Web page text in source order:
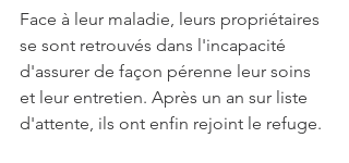
Face à leur maladie, leurs propriétaires
se sont retrouvés dans l'incapacité
d'assurer de façon pérenne leur soins
et leur entretien. Après un an sur liste
d'attente, ils ont enfin rejoint le refuge.